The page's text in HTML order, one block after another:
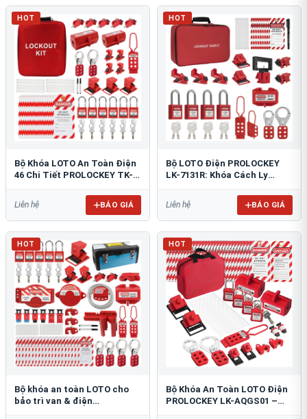
HOT
Bộ Khóa LOTO An Toàn Điện
46 Chi Tiết PROLOCKEY TK-
Liên hệ BÁO GIÁ
HOT
Bộ LOTO Điện PROLOCKEY
LK-7131R: Khóa Cách Ly
Liên hệ BÁO GIÁ
HOT
Bộ khóa an toàn LOTO cho
bảo trì van & điện
HOT
Bộ Khóa An Toàn LOTO Điện
PROLOCKEY LK-AQGS01 –